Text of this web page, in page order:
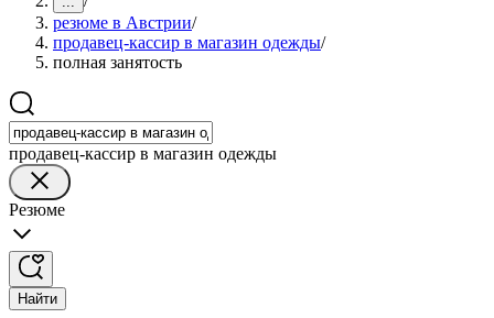
резюме в Австрии/
продавец-кассир в магазин одежды/
полная занятость
продавец-кассир в магазин одежды
Резюме
Найти